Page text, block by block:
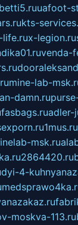
uafoot-
kts-
life.rux-legion.ru
venda-
mine-lab-
damn.ru
fasbags.ruadler-
1mus.ru
msk.ru
2864420.ru
4-
moskva-113.ru